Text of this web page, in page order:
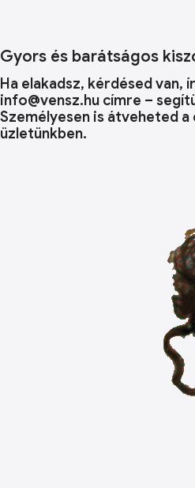
Gyors és barátságos
Ha elakadsz, kérdésed van,
info@vensz.hu címre –
Személyesen is átveheted a
üzletünkben.